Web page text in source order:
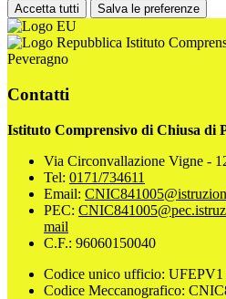
Accetta tutti Salva le preferenze
Istituto
Peveragno
Contatti
Istituto Comprensivo di Chiusa di
Via Circonvallazione Vigne -
Tel: 0171/734611
Email:
PEC:
mail
C.F.: 96060150040
Codice unico ufficio: UFEPV1
Codice Meccanografico: